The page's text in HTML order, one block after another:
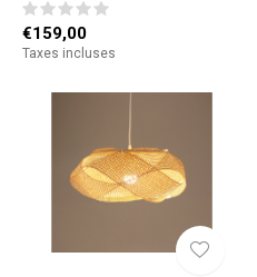
€159,00
Taxes incluses